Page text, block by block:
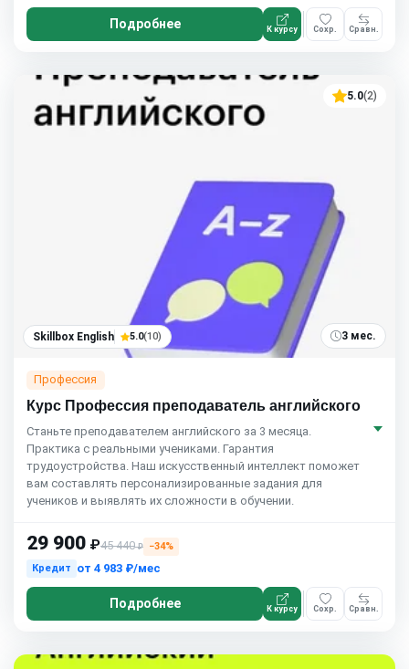
Подробнее К курсу Сохр. Сравн.
5.0(2)
Skillbox English 5.0(10) 3 мес.
Профессия
Курс Профессия преподаватель английского
Станьте преподавателем английского за 3 месяца.
Практика с реальными учениками. Гарантия
трудоустройства. Наш искусственный интеллект поможет
вам составлять персонализированные задания для
учеников и выявлять их сложности в обучении.
29 900 ₽45 440₽
−34%
Кредит
от 4 983 ₽/мес
Подробнее К курсу Сохр. Сравн.